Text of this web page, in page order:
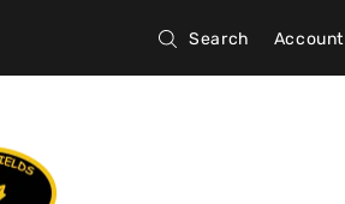
Search Account
Connexion